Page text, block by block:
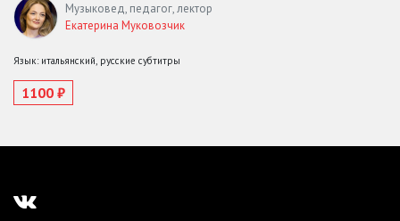
Музыковед, педагог, лектор
Екатерина Муковозчик
Язык: итальянский, русские субтитры
1100 ₽